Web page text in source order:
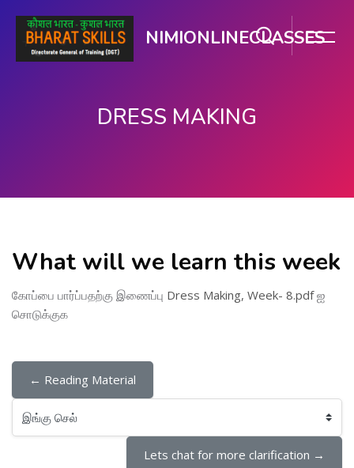
NIMIONLINECLASSES
DRESS MAKING
What will we learn this week
கோப்பை பார்ப்பதற்கு இணைப்பு Dress Making, Week- 8.pdfஐ
சொடுக்குக
← Reading Material
இங்கு செல்
Lets chat for more clarification →